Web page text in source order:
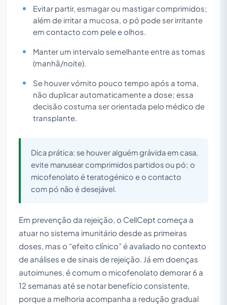
Evitar partir, esmagar ou mastigar comprimidos;
além de irritar a mucosa, o pó pode ser irritante
em contacto com pele e olhos.
Manter um intervalo semelhante entre as tomas
(manhã/noite).
Se houver vómito pouco tempo após a toma,
não duplicar automaticamente a dose; essa
decisão costuma ser orientada pelo médico de
transplante.
Dica prática: se houver alguém grávida em casa,
evite manusear comprimidos partidos ou pó; o
micofenolato é teratogénico e o contacto
com pó não é desejável.
Em prevenção da rejeição, o CellCept começa a
atuar no sistema imunitário desde as primeiras
doses, mas o “efeito clínico” é avaliado no contexto
de análises e de sinais de rejeição. Já em doenças
autoimunes, é comum o micofenolato demorar 6 a
12 semanas até se notar benefício consistente,
porque a melhoria acompanha a redução gradual